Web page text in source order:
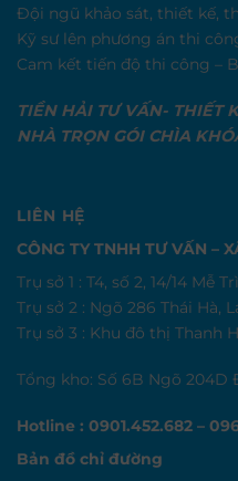
Đội ngũ khảo sát, thiết kế,
Kỹ sư lên phương án thi
Cam kết tiến độ thi công –
TIỀN HẢI TƯ VẤN- THIẾT
NHÀ TRỌN GÓI CHÌA
LIÊN HỆ
CÔNG TY TNHH TƯ VẤN –
Trụ sở 1 : T4, số 2, 14/14 Mễ
Trụ sở 2 : Ngõ 286 Thái Hà,
Trụ sở 3 : Khu đô thị Thanh
Tổng kho: Số 6B Ngõ 204D
Hotline : 0901.452.682 –
Bản đồ chỉ đường